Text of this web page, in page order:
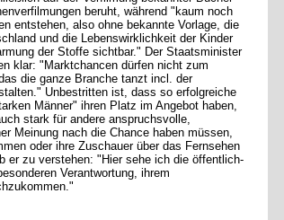
beruht, während "kaum noch
entstehen, also ohne bekannte Vorlage, die
und die Lebenswirklichkeit der Kinder
der Stoffe sichtbar." Der Staatsminister
klar: "Marktchancen dürfen nicht zum
die ganze Branche tanzt incl. der
Unbestritten ist, dass so erfolgreiche
Männer" ihren Platz im Angebot haben,
stark für andere anspruchsvolle,
Meinung nach die Chance haben müssen,
oder ihre Zuschauer über das Fernsehen
er zu verstehen: "Hier sehe ich die öffentlich-
Verantwortung, ihrem